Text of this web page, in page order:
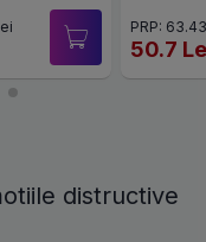
PRP:
50.7
distructive